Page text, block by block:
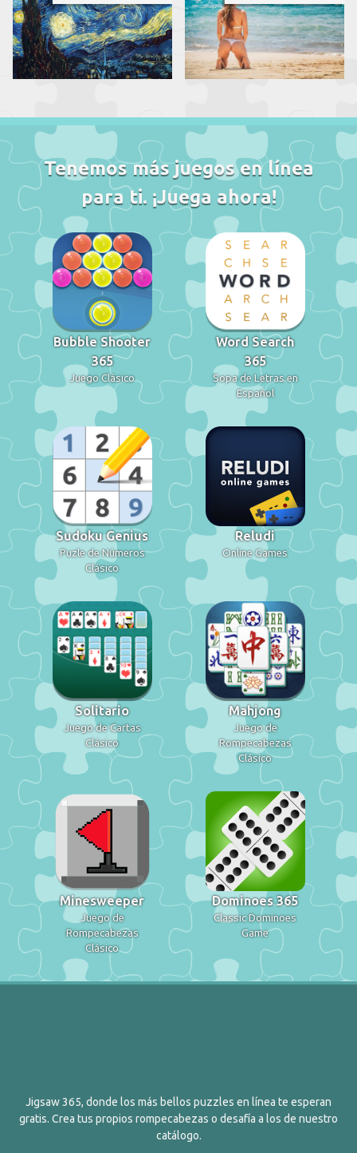
Tenemos más juegos en línea
para ti. ¡Juega ahora!
Bubble Shooter
365
Juego Clásico
Word Search
365
Sopa de Letras en
Español
Sudoku Genius
Puzle de Números
Clásico
Reludi
Online Games
Solitario
Juego de Cartas
Clásico
Mahjong
Juego de
Rompecabezas
Clásico
Minesweeper
Juego de
Rompecabezas
Clásico
Dominoes 365
Classic Dominoes
Game
Jigsaw 365, donde los más bellos puzzles en línea te esperan
gratis. Crea tus propios rompecabezas o desafía a los de nuestro
catálogo.